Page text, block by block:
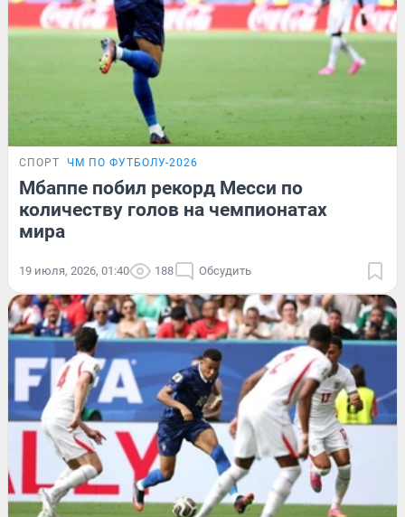
СПОРТ ЧМ ПО ФУТБОЛУ-2026
Мбаппе побил рекорд Месси по
количеству голов на чемпионатах
мира
19 июля, 2026, 01:40 188 Обсудить